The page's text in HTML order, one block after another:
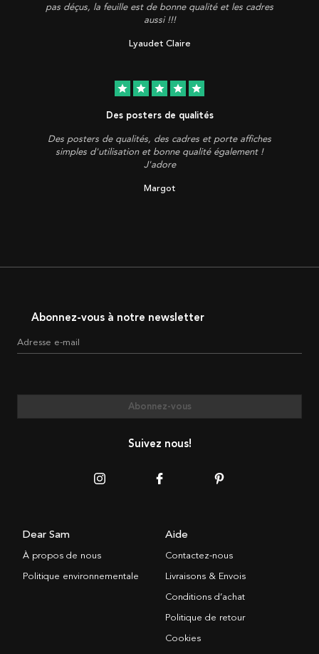
pas déçus, la feuille est de bonne qualité et les cadres
aussi !!!
Lyaudet Claire
star star star star star
Des posters de qualités
Des posters de qualités, des cadres et porte affiches
simples d'utilisation et bonne qualité également !
J'adore
Margot
Abonnez-vous à notre newsletter
Adresse e-mail
Abonnez-vous
Suivez nous!
Dear Sam
À propos de nous
Politique environnementale
Aide
Contactez-nous
Livraisons & Envois
Conditions d’achat
Politique de retour
Cookies